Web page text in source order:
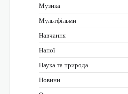
Музика
Мультфільми
Навчання
Напої
Наука та природа
Новини